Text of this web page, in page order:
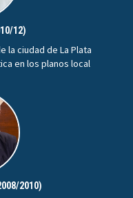
12)
la ciudad de La Plata
en los planos local
2010)